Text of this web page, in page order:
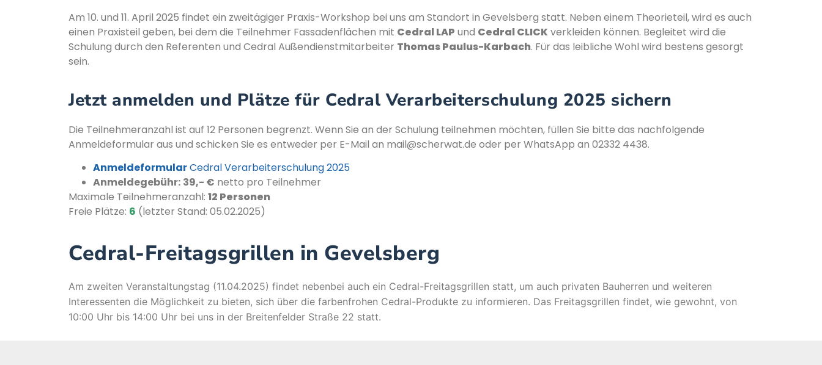
Am 10. und 11. April 2025 findet ein zweitägiger Praxis-Workshop bei uns am Standort in Gevelsberg statt. Neben einem Theorieteil, wird es auch
einen Praxisteil geben, bei dem die Teilnehmer Fassadenflächen mit Cedral LAP und Cedral CLICK verkleiden können. Begleitet wird die
Schulung durch den Referenten und Cedral Außendienstmitarbeiter Thomas Paulus-Karbach. Für das leibliche Wohl wird bestens gesorgt
sein.
Jetzt anmelden und Plätze für Cedral Verarbeiterschulung 2025 sichern
Die Teilnehmeranzahl ist auf 12 Personen begrenzt. Wenn Sie an der Schulung teilnehmen möchten, füllen Sie bitte das nachfolgende
Anmeldeformular aus und schicken Sie es entweder per E-Mail an mail@scherwat.de oder per WhatsApp an 02332 4438.
AnmeldeformularCedral Verarbeiterschulung 2025
Anmeldegebühr: 39,- € netto pro Teilnehmer
Maximale Teilnehmeranzahl: 12 Personen
Freie Plätze: 6 (letzter Stand: 05.02.2025)
Cedral-Freitagsgrillen in Gevelsberg
Am zweiten Veranstaltungstag (11.04.2025) findet nebenbei auch ein Cedral-Freitagsgrillen statt, um auch privaten Bauherren und weiteren
Interessenten die Möglichkeit zu bieten, sich über die farbenfrohen Cedral-Produkte zu informieren. Das Freitagsgrillen findet, wie gewohnt, von
10:00 Uhr bis 14:00 Uhr bei uns in der Breitenfelder Straße 22 statt.